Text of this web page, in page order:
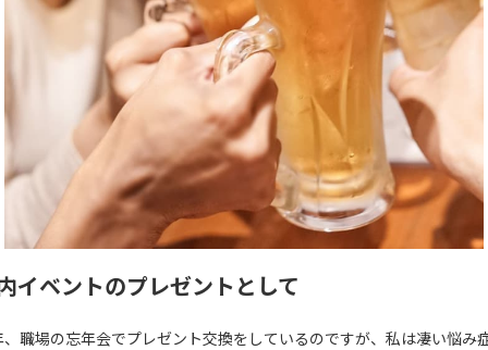
イベントのプレゼントとして
、職場の忘年会でプレゼント交換をしているのですが、私は凄い悩み